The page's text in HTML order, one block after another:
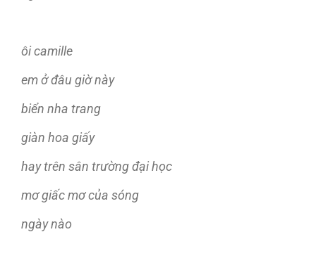
ôi camille
em ở đâu giờ này
biển nha trang
giàn hoa giấy
hay trên sân trường đại học
mơ giấc mơ của sóng
ngày nào